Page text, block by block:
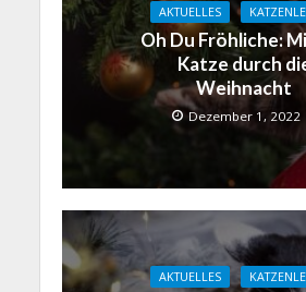
AKTUELLES
Oh Du Fröhliche:
Katze durch
Weihnacht
Dezember 1, 2022
AKTUELLES